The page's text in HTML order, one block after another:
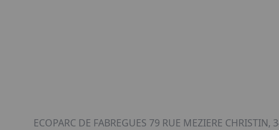
ECOPARC DE FABREGUES 79 RUE MEZIERE CHRISTIN,